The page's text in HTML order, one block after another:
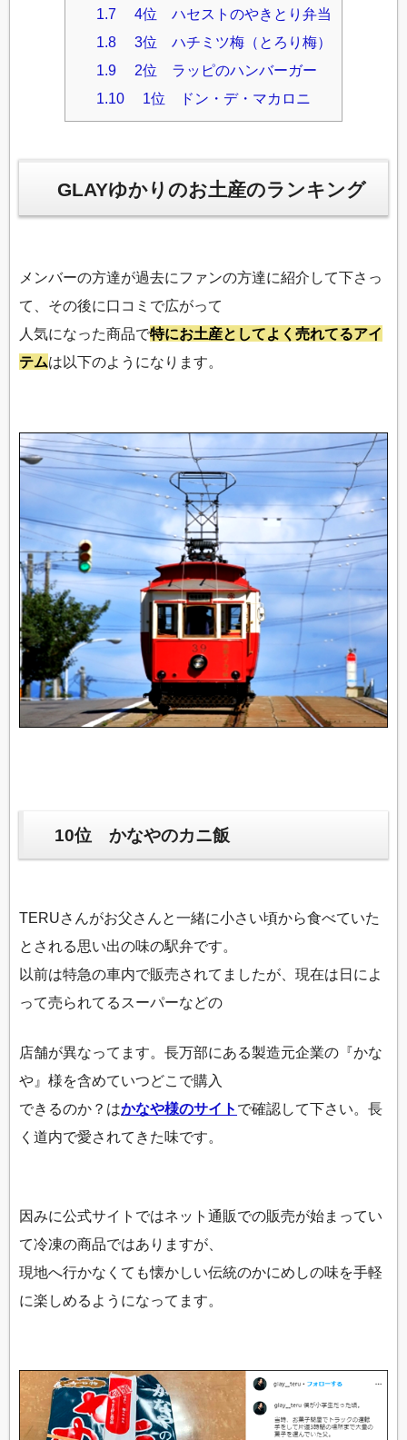
1.7 4位 ハセストのやきとり弁当
1.8 3位 ハチミツ梅（とろり梅）
1.9 2位 ラッピのハンバーガー
1.10 1位 ドン・デ・マカロニ
GLAYゆかりのお土産のランキング
メンバーの方達が過去にファンの方達に紹介して下さっ
て、その後に口コミで広がって
人気になった商品で特にお土産としてよく売れてるアイ
テムは以下のようになります。
10位 かなやのカニ飯
TERUさんがお父さんと一緒に小さい頃から食べていた
とされる思い出の味の駅弁です。
以前は特急の車内で販売されてましたが、現在は日によ
って売られてるスーパーなどの
店舗が異なってます。長万部にある製造元企業の『かな
や』様を含めていつどこで購入
できるのか？はかなや様のサイト で確認して下さい。長
く道内で愛されてきた味です。
因みに公式サイトではネット通販での販売が始まってい
て冷凍の商品ではありますが、
現地へ行かなくても懐かしい伝統のかにめしの味を手軽
に楽しめるようになってます。